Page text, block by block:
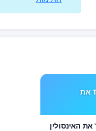
מחזירים לסוכרתיים TYPE 1 את
מחזירים לסוכרתיים TYPE 1 את האינסולין